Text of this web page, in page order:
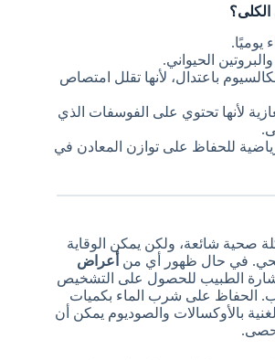
يوميًا.
الحيواني.
باعتدال، لأنها تقلل امتصاص
لأنها تحتوي على الفوسفات الذي
للحفاظ على توازن المعادن في
صحية شائعة، ولكن يمكن الوقاية
صحي. في حال ظهور أي من أعراض
الطبيب للحصول على التشخيص
الحفاظ على شرب الماء بكميات
بالأوكسالات والصوديوم يمكن أن